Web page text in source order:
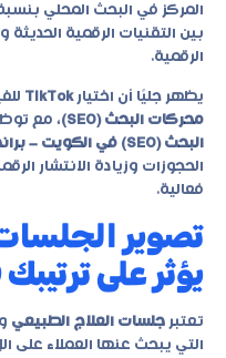
بين التقنيات الرقمية الحديثة
الرقمية.
يظهر جليًا أن اختيارTikTok
محركات البحث (SEO)
، مع
البحث (SEO) في الكويت – براندي ستديو
الحجوزات وزيادة الانتشار
فعالية.
تصوير
يؤثر على
تعتبر جلسات العلاج الطبيعي و
التي يبحث عنها العملاء على